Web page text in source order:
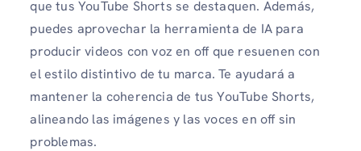
que tus YouTube Shorts se destaquen. Además,
puedes aprovechar la herramienta de IA para
producir videos con voz en off que resuenen con
el estilo distintivo de tu marca. Te ayudará a
mantener la coherencia de tus YouTube Shorts,
alineando las imágenes y las voces en off sin
problemas.